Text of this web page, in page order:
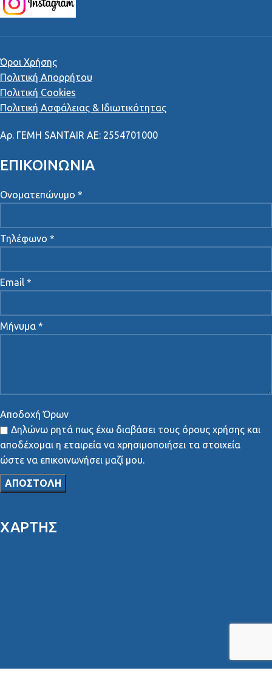
Όροι Χρήσης
Πολιτική Απορρήτου
Πολιτική Cookies
Πολιτική Ασφάλειας & Ιδιωτικότητας
Αρ ΓΕΜΗ SANTAIR AE: 2554701000
ΕΠΙΚΟΙΝΩΝΙΑ
Ονοματεπώνυμο *
Τηλέφωνο *
Email *
Μήνυμα *
Αποδοχή Όρων
Δηλώνω ρητά πως έχω διαβάσει τους όρους χρήσης και
αποδέχομαι η εταιρεία να χρησιμοποιήσει τα στοιχεία
ώστε να επικοινωνήσει μαζί μου.
ΧΑΡΤΗΣ